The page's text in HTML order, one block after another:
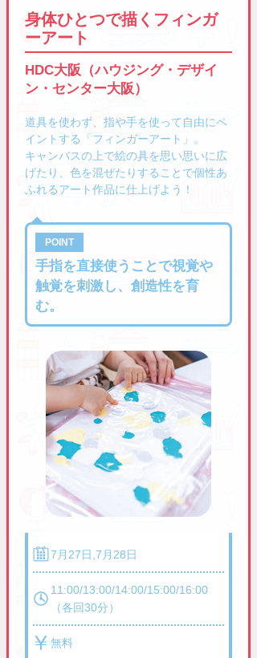
身体ひとつで描くフィンガ
ーアート
HDC大阪（ハウジング・デザイ
ン・センター大阪）
道具を使わず、指や手を使って自由にペ
イントする「フィンガーアート」。
キャンバスの上で絵の具を思い思いに広
げたり、色を混ぜたりすることで個性あ
ふれるアート作品に仕上げよう！
手指を直接使うことで視覚や
触覚を刺激し、創造性を育
む。
7月27日,7月28日
11:00/13:00/14:00/15:00/16:00
（各回30分）
無料